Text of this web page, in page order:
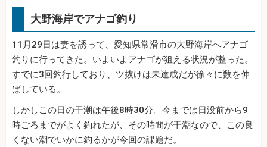
大野海岸でアナゴ釣り
11月29日は妻を誘って、愛知県常滑市の大野海岸へアナゴ
釣りに行ってきた。いよいよアナゴが狙える状況が整った。
すでに3回釣行しており、ツ抜けは未達成だが徐々に数を伸
ばしている。
しかしこの日の干潮は午後8時30分。今までは日没前から9
時ごろまでがよく釣れたが、その時間が干潮なので、この良
くない潮でいかに釣るかが今回の課題だ。